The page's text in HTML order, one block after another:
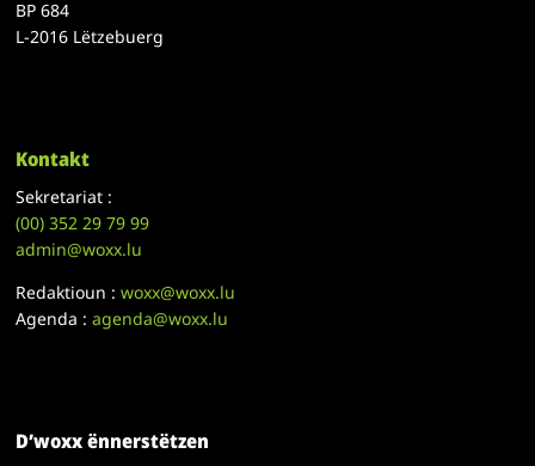
BP 684
L-2016 Lëtzebuerg
Kontakt
Sekretariat :
(00)352 29 79 99
admin@woxx.lu
Redaktioun :woxx@woxx.lu
Agenda :agenda@woxx.lu
D’woxx ënnerstëtzen